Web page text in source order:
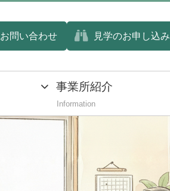
お問い合わせ 見学のお申し込み
事業所紹介
Information